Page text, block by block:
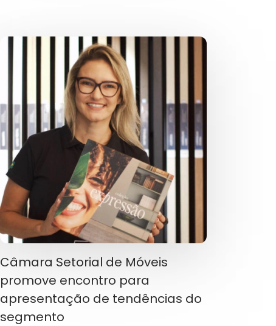
Câmara Setorial de Móveis
promove encontro para
apresentação de tendências do
segmento